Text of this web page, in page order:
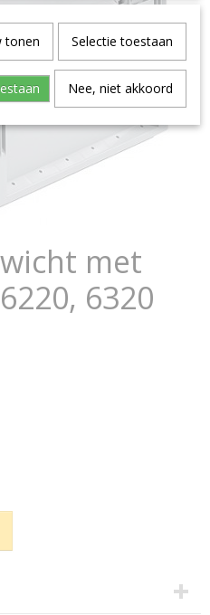
met
6320
tonen Selectie toestaan
Nee, niet akkoord